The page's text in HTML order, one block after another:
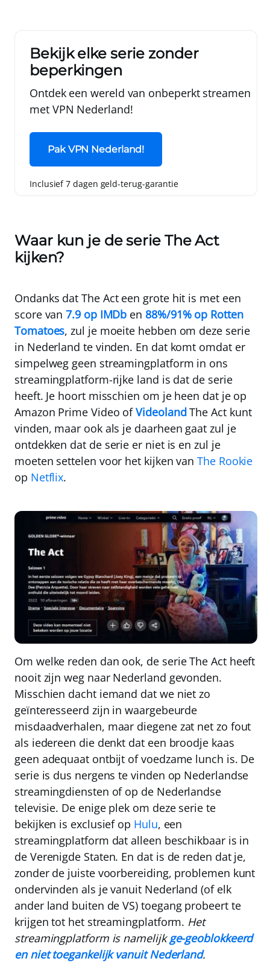
Bekijk elke serie zonder
beperkingen
Ontdek een wereld van onbeperkt streamen
met VPN Nederland!
Pak VPN Nederland!
Inclusief 7 dagen geld-terug-garantie
Waar kun je de serie The Act
kijken?
Ondanks dat The Act een grote hit is met een
score van7.9 op IMDb en 88%/91% op Rotten
Tomatoes, zul je moeite hebben om deze serie
in Nederland te vinden. En dat komt omdat er
simpelweg geen streamingplatform in ons
streamingplatform-rijke land is dat de serie
heeft. Je hoort misschien om je heen dat je op
Amazon Prime Video ofVideolandThe Act kunt
vinden, maar ook als je daarheen gaat zul je
ontdekken dat de serie er niet is en zul je
moeten settelen voor het kijken vanThe Rookie
op Netflix.
Om welke reden dan ook, de serie The Act heeft
nooit zijn weg naar Nederland gevonden.
Misschien dacht iemand dat we niet zo
geïnteresseerd zijn in waargebeurde
misdaadverhalen, maar diegene zat net zo fout
als iedereen die denkt dat een broodje kaas
geen adequaat ontbijt of voedzame lunch is. De
serie is dus nergens te vinden op Nederlandse
streamingdiensten of op de Nederlandse
televisie. De enige plek om deze serie te
bekijken is exclusief op Hulu, een
streamingplatform dat alleen beschikbaar is in
de Verenigde Staten. En dat is de reden dat je,
zonder de juiste voorbereiding, problemen kunt
ondervinden als je vanuit Nederland (of elk
ander land buiten de VS) toegang probeert te
krijgen tot het streamingplatform. Het
streamingplatform is namelijkge-geoblokkeerd
en niet toegankelijk vanuit Nederland.